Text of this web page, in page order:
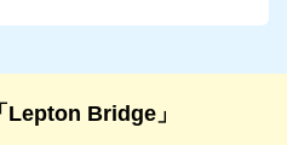
「Lepton Bridge」